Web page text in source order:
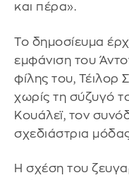
και πέρα».
Το δημοσίευμα
εμφάνιση του
φίλης του, Τέιλορ
χωρίς τη σύζυγό
Κουάλεϊ, τον
σχεδιάστρια
Η σχέση του